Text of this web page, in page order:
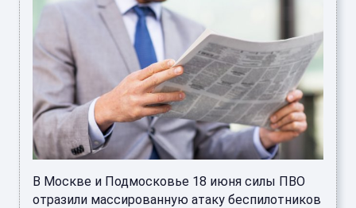
В Москве и Подмосковье 18 июня силы ПВО
отразили массированную атаку беспилотников